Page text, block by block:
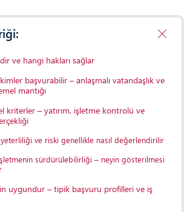
ve hangi hakları sağlar
başvurabilir – anlaşmalı vatandaşlık ve
mantığı
kriterler – yatırım, işletme kontrolü ve
yeterliliği ve riski genellikle nasıl değerlendirilir
sürdürülebilirliği – neyin gösterilmesi
uygundur – tipik başvuru profilleri ve iş